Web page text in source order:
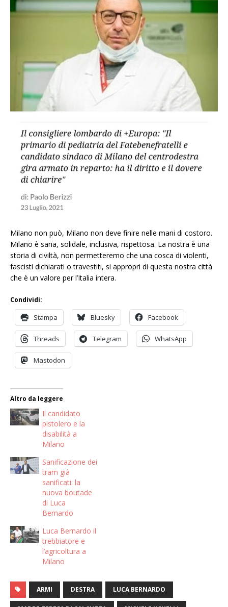
Milano non può, Milano non deve finire nelle mani di costoro.
Milano è sana, solidale, inclusiva, rispettosa. La nostra è una
storia di civiltà, non permetteremo che una cosca di violenti,
fascisti dichiarati o travestiti, si appropri di questa nostra città
che è un valore per l’Italia intera.
Condividi:
Stampa Bluesky Facebook
Threads Telegram WhatsApp
Mastodon
Altro da leggere
Il candidato
pistolero e la
disabilità a
Milano
Sanificazione dei
tram già
sanificati: la
nuova boutade
di Luca
Bernardo
Luca Bernardo il
trebbiatore e
l’agricoltura a
Milano
ARMI DESTRA LUCA BERNARDO